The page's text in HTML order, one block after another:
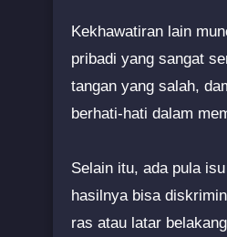
Kekhawatiran lain
pribadi yang sangat
tangan yang salah,
berhati-hati dalam
Selain itu, ada pula
hasilnya bisa
ras atau latar